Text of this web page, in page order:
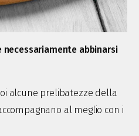
abbinarsi
alcune prelibatezze della
al meglio con i